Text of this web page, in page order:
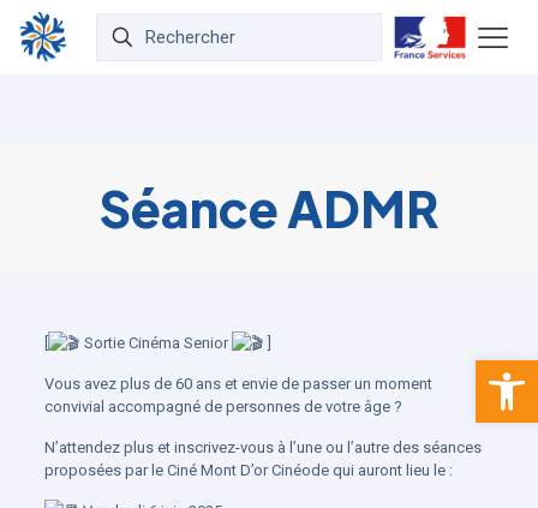
Ouvrir
Séance ADMR
Sortie Cinéma Senior
Vous avez plus de 60 ans et envie de passer un moment
convivial accompagné de personnes de votre âge ?
N’attendez plus et inscrivez-vous à l’une ou l’autre des séances
proposées par le Ciné Mont D’or Cinéode qui auront lieu le :